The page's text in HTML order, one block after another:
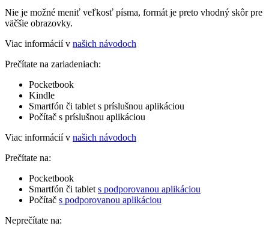
Nie je možné meniť veľkosť písma, formát je preto vhodný skôr pre
väčšie obrazovky.
Viac informácií v našich návodoch
Prečítate na zariadeniach:
Pocketbook
Kindle
Smartfón či tablet s príslušnou aplikáciou
Počítač s príslušnou aplikáciou
Viac informácií v našich návodoch
Prečítate na:
Pocketbook
Smartfón či tablet s podporovanou aplikáciou
Počítač s podporovanou aplikáciou
Neprečítate na: